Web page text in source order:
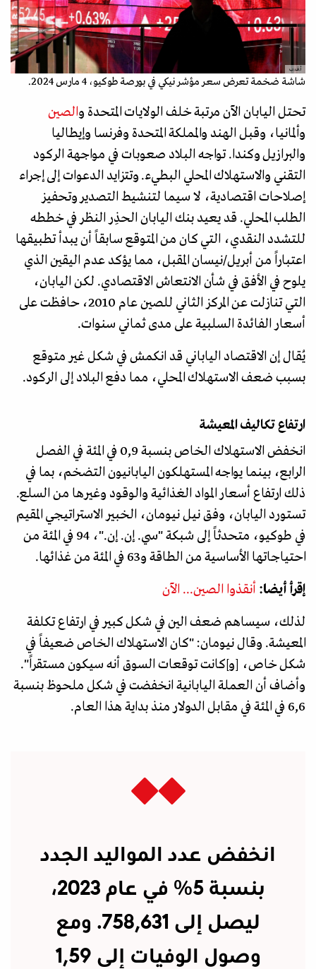
أ.ف.ب
شاشة ضخمة تعرض سعر مؤشر نيكي في بورصة طوكيو، 4 مارس 2024.
تحتل اليابان الآن مرتبة خلف الولايات المتحدة والصين
وألمانيا، وقبل الهند والمملكة المتحدة وفرنسا وإيطاليا
والبرازيل وكندا. تواجه البلاد صعوبات في مواجهة الركود
التقني والاستهلاك المحلي البطيء. وتتزايد الدعوات إلى إجراء
إصلاحات اقتصادية، لا سيما لتنشيط التصدير وتحفيز
الطلب المحلي. قد يعيد بنك اليابان الحذِر النظر في خططه
للتشدد النقدي، التي كان من المتوقع سابقاً أن يبدأ تطبيقها
اعتباراً من أبريل/نيسان المقبل، مما يؤكد عدم اليقين الذي
يلوح في الأفق في شأن الانتعاش الاقتصادي. لكن اليابان،
التي تنازلت عن المركز الثاني للصين عام 2010، حافظت على
أسعار الفائدة السلبية على مدى ثماني سنوات.
يُقال إن الاقتصاد الياباني قد انكمش في شكل غير متوقع
بسبب ضعف الاستهلاك المحلي، مما دفع البلاد إلى الركود.
ارتفاع تكاليف المعيشة
انخفض الاستهلاك الخاص بنسبة 0,9 في المئة في الفصل
الرابع، بينما يواجه المستهلكون اليابانيون التضخم، بما في
ذلك ارتفاع أسعار المواد الغذائية والوقود وغيرها من السلع.
تستورد اليابان، وفق نيل نيومان، الخبير الاستراتيجي المقيم
في طوكيو، متحدثاً إلى شبكة "سي. إن. إن."، 94 في المئة من
احتياجاتها الأساسية من الطاقة و63 في المئة من غذائها.
إقرأ أيضا: أنقذوا الصين... الآن
لذلك، سيساهم ضعف الين في شكل كبير في ارتفاع تكلفة
المعيشة. وقال نيومان: "كان الاستهلاك الخاص ضعيفاً في
شكل خاص، [و]كانت توقعات السوق أنه سيكون مستقراً".
وأضاف أن العملة اليابانية انخفضت في شكل ملحوظ بنسبة
6,6 في المئة في مقابل الدولار منذ بداية هذا العام.
انخفض عدد المواليد الجدد
بنسبة 5% في عام 2023،
ليصل إلى 758,631. ومع
وصول الوفيات إلى 1,59